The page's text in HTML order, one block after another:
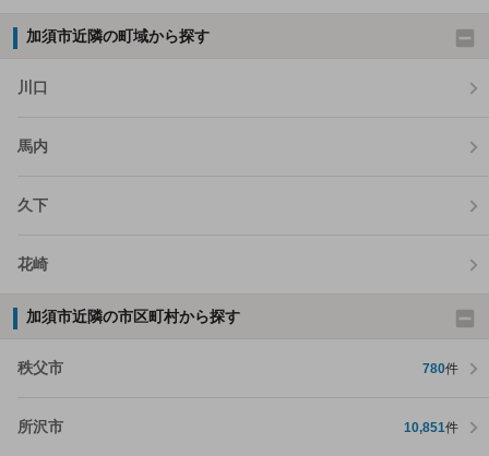
加須市近隣の町域から探す
川口
馬内
久下
花崎
加須市近隣の市区町村から探す
秩父市 780件
所沢市 10,851件